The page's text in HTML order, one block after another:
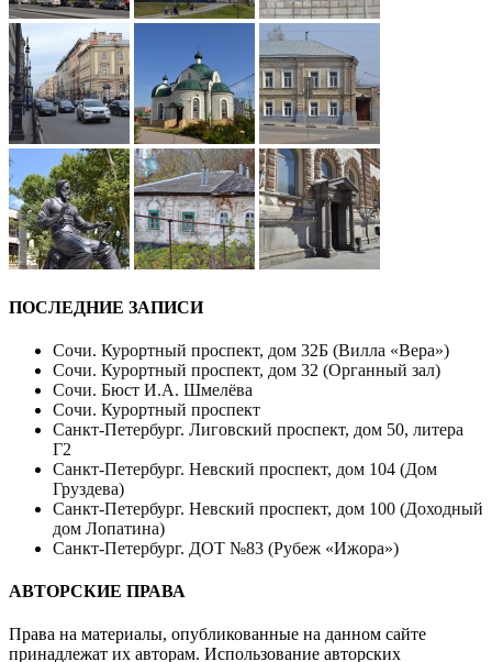
ПОСЛЕДНИЕ ЗАПИСИ
Сочи. Курортный проспект, дом 32Б (Вилла «Вера»)
Сочи. Курортный проспект, дом 32 (Органный зал)
Сочи. Бюст И.А. Шмелёва
Сочи. Курортный проспект
Санкт-Петербург. Лиговский проспект, дом 50, литера
Г2
Санкт-Петербург. Невский проспект, дом 104 (Дом
Груздева)
Санкт-Петербург. Невский проспект, дом 100 (Доходный
дом Лопатина)
Санкт-Петербург. ДОТ №83 (Рубеж «Ижора»)
АВТОРСКИЕ ПРАВА
Права на материалы, опубликованные на данном сайте
принадлежат их авторам. Использование авторских